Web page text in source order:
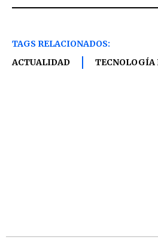
TAGS RELACIONADOS:
ACTUALIDAD
TECNOLOGÍA